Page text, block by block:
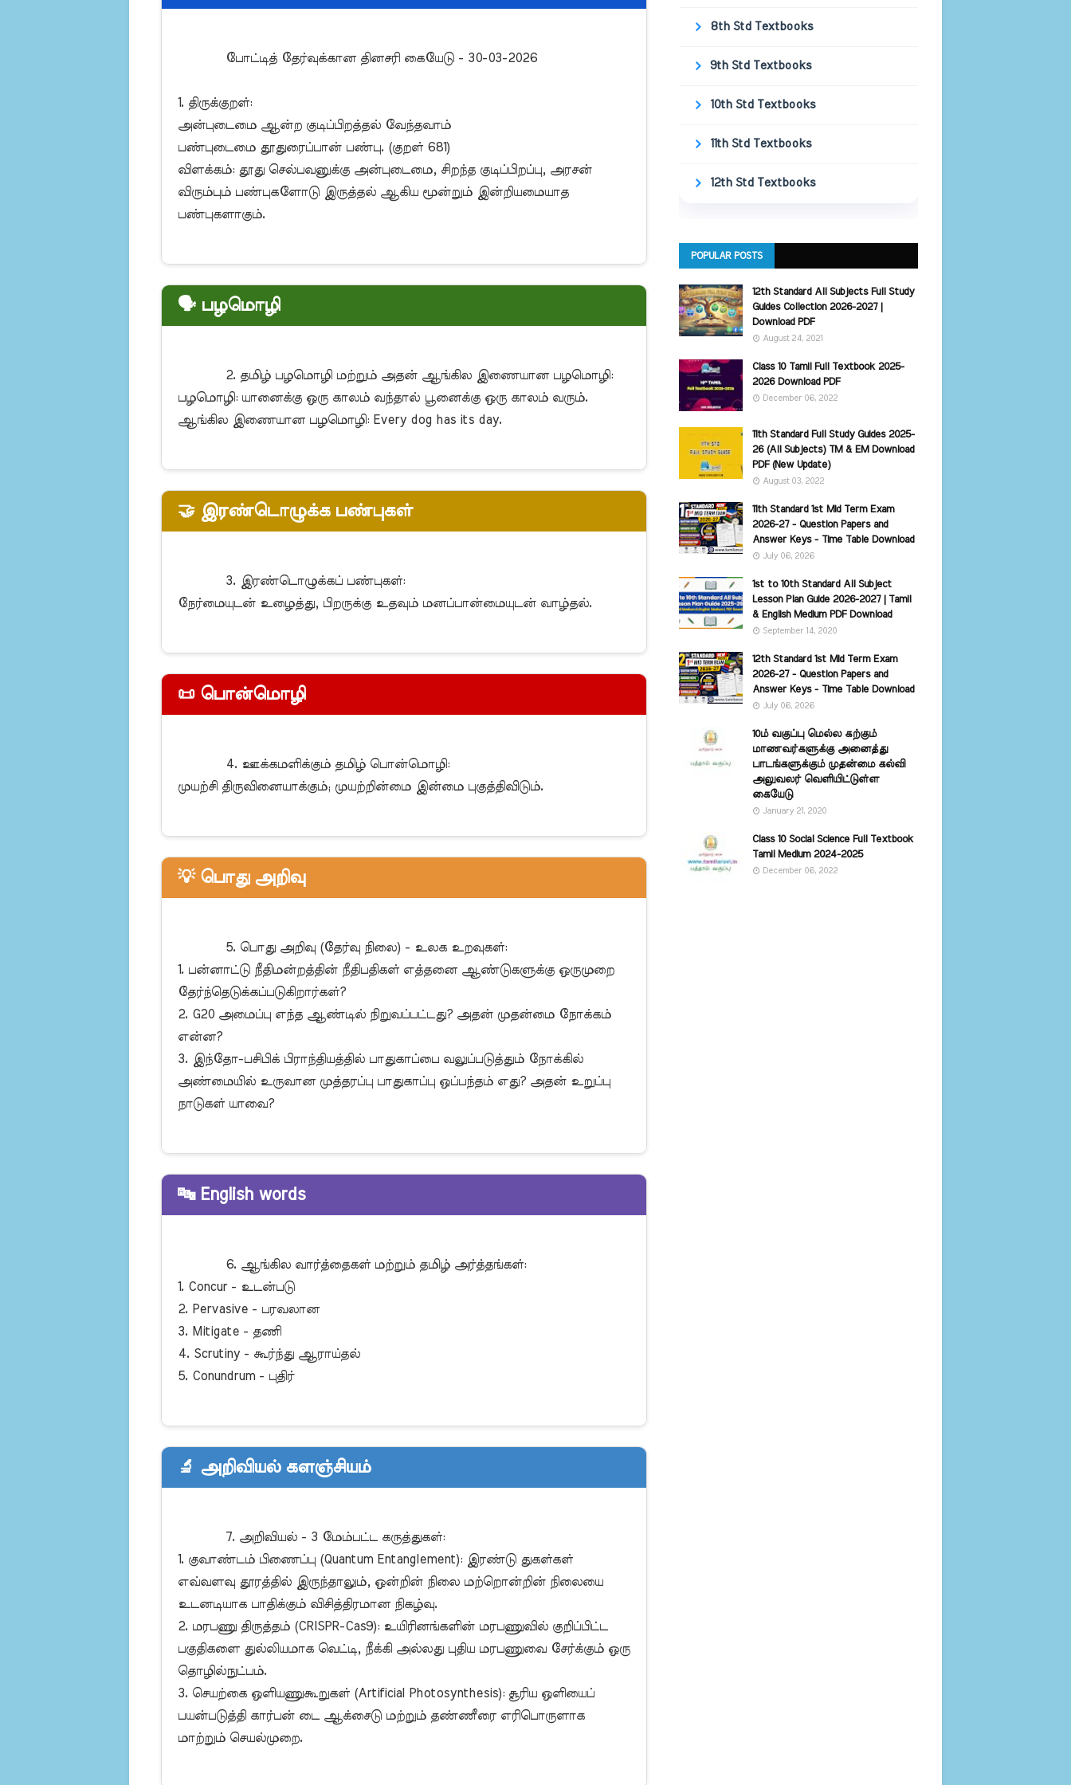
1. திருக்குறள்:
அன்புடைமை ஆன்ற குடிப்பிறத்தல் வேந்தவாம்
பண்புடைமை தூதுரைப்பான் பண்பு. (குறள் 681)
விளக்கம்: தூது செல்பவனுக்கு அன்புடைமை, சிறந்த குடிப்பிறப்பு, அரசன்
விரும்பும் பண்புகளோடு இருத்தல் ஆகிய மூன்றும் இன்றியமையாத
பண்புகளாகும்.
🗣️ பழமொழி
பழமொழி: யானைக்கு ஒரு காலம் வந்தால் பூனைக்கு ஒரு காலம் வரும்.
ஆங்கில இணையான பழமொழி: Every dog has its day.
🤝 இரண்டொழுக்க பண்புகள்
நேர்மையுடன் உழைத்து, பிறருக்கு உதவும் மனப்பான்மையுடன் வாழ்தல்.
📜 பொன்மொழி
முயற்சி திருவினையாக்கும்; முயற்றின்மை இன்மை புகுத்திவிடும்.
💡 பொது அறிவு
1. பன்னாட்டு நீதிமன்றத்தின் நீதிபதிகள் எத்தனை ஆண்டுகளுக்கு ஒருமுறை
தேர்ந்தெடுக்கப்படுகிறார்கள்?
2. G20 அமைப்பு எந்த ஆண்டில் நிறுவப்பட்டது? அதன் முதன்மை நோக்கம்
என்ன?
3. இந்தோ-பசிபிக் பிராந்தியத்தில் பாதுகாப்பை வலுப்படுத்தும் நோக்கில்
அண்மையில் உருவான முத்தரப்பு பாதுகாப்பு ஒப்பந்தம் எது? அதன் உறுப்பு
நாடுகள் யாவை?
🔤 English words
1. Concur - உடன்படு
2. Pervasive - பரவலான
3. Mitigate - தணி
4. Scrutiny - கூர்ந்து ஆராய்தல்
5. Conundrum - புதிர்
🔬 அறிவியல் களஞ்சியம்
1. குவாண்டம் பிணைப்பு (Quantum Entanglement): இரண்டு துகள்கள்
எவ்வளவு தூரத்தில் இருந்தாலும், ஒன்றின் நிலை மற்றொன்றின் நிலையை
உடனடியாக பாதிக்கும் விசித்திரமான நிகழ்வு.
2. மரபணு திருத்தம் (CRISPR-Cas9): உயிரினங்களின் மரபணுவில் குறிப்பிட்ட
பகுதிகளை துல்லியமாக வெட்டி, நீக்கி அல்லது புதிய மரபணுவை சேர்க்கும் ஒரு
தொழில்நுட்பம்.
3. செயற்கை ஒளியணுகூறுகள் (Artificial Photosynthesis): சூரிய ஒளியைப்
பயன்படுத்தி கார்பன் டை ஆக்சைடு மற்றும் தண்ணீரை எரிபொருளாக
மாற்றும் செயல்முறை.
8th Std Textbooks
9th Std Textbooks
10th Std Textbooks
11th Std Textbooks
12th Std Textbooks
POPULAR POSTS
12th Standard All Subjects Full Study
Guides Collection 2026-2027 |
Download PDF
August 24, 2021
Class 10 Tamil Full Textbook 2025-
2026 Download PDF
December 06, 2022
11th Standard Full Study Guides 2025-
26 (All Subjects) TM & EM Download
PDF (New Update)
August 03, 2022
11th Standard 1st Mid Term Exam
2026-27 - Question Papers and
Answer Keys - Time Table Download
July 06, 2026
1st to 10th Standard All Subject
Lesson Plan Guide 2026-2027 | Tamil
& English Medium PDF Download
September 14, 2020
12th Standard 1st Mid Term Exam
2026-27 - Question Papers and
Answer Keys - Time Table Download
July 06, 2026
10ம் வகுப்பு மெல்ல கற்கும்
மாணவர்களுக்கு அனைத்து
பாடங்களுக்கும் முதன்மை கல்வி
அலுவலர் வெளியிட்டுள்ள
கையேடு
January 21, 2020
Class 10 Social Science Full Textbook
Tamil Medium 2024-2025
December 06, 2022